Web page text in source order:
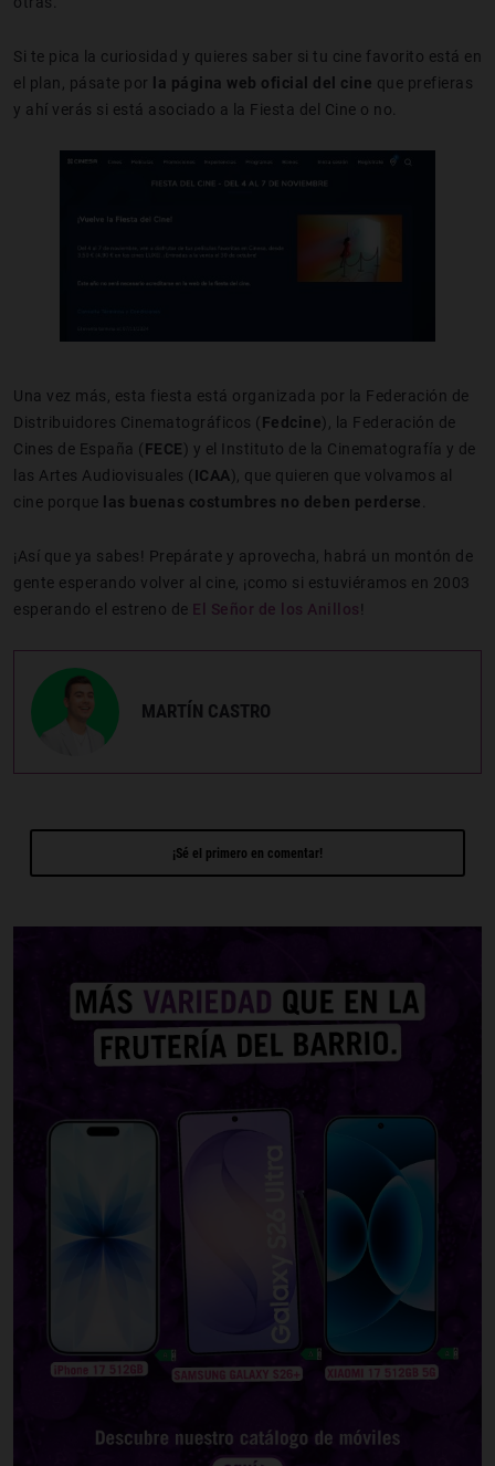
Si te pica la curiosidad y quieres saber si tu cine favorito está en
el plan, pásate por
la página web oficial del cine que prefieras
y ahí verás si está asociado a la Fiesta del Cine o no.
Una vez más, esta fiesta está organizada por la Federación de
Distribuidores Cinematográficos (Fedcine), la Federación de
Cines de España (FECE) y el Instituto de la Cinematografía y de
las Artes Audiovisuales (ICAA), que quieren que volvamos al
cine porque
las buenas costumbres no deben perderse
¡Así que ya sabes! Prepárate y aprovecha, habrá un montón de
gente esperando volver al cine, ¡como si estuviéramos en 2003
esperando el estreno de El Señor de los Anillos!
MARTÍN CASTRO
¡Sé el primero en comentar!